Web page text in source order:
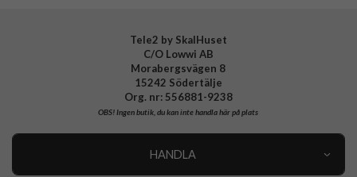
Tele2 by SkalHuset
C/O Lowwi AB
Morabergsvägen 8
15242 Södertälje
Org. nr: 556881-9238
OBS!Ingen butik, du kan inte handla här på plats
HANDLA